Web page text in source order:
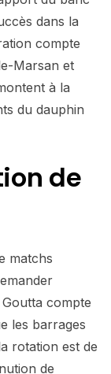
dans la
compte
Marsan et
à la
du dauphin
de
matchs
compte
les barrages
rotation est de
de